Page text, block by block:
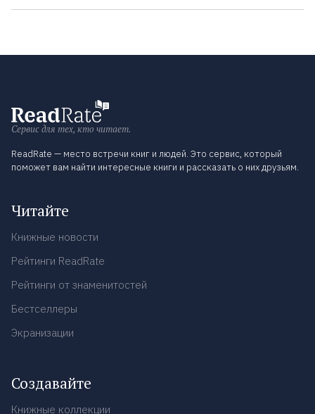
Сервис для тех, кто читает.
ReadRate — место встречи книг и людей. Это сервис, который
поможет вам найти интересные книги и рассказать о них друзьям.
Читайте
Книжные новости
Рейтинги ReadRate
Рейтинги от знаменитостей
Бестселлеры
Экранизации
Создавайте
Книжные коллекции